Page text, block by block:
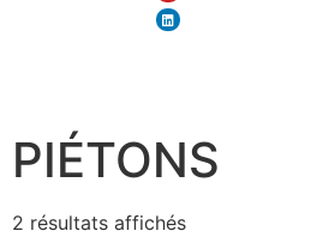
PIÉTONS
2 résultats affichés